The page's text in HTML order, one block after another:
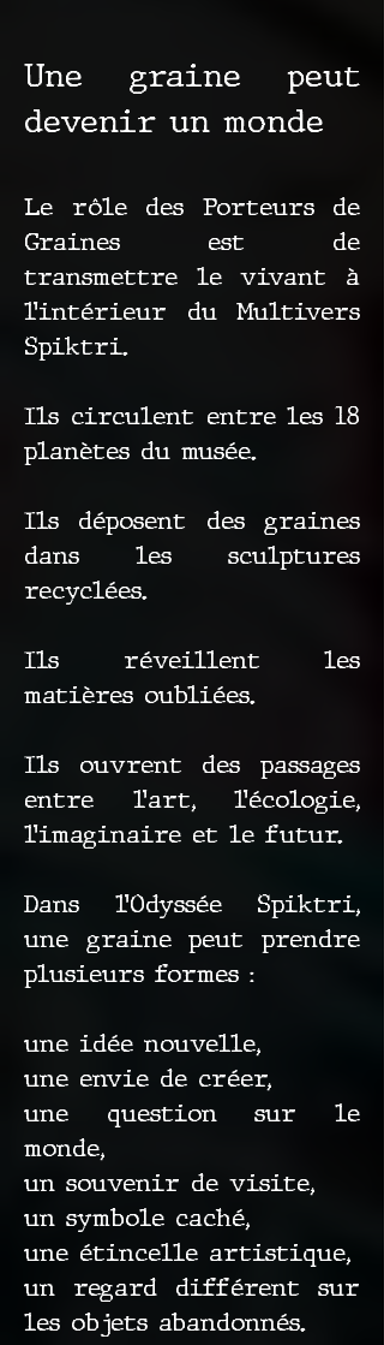
Une graine peut
devenir un monde
Le rôle des Porteurs de
Graines est de
transmettre le vivant à
l’intérieur du Multivers
Spiktri.
Ils circulent entre les 18
planètes du musée.
Ils déposent des graines
dans les sculptures
recyclées.
Ils réveillent les
matières oubliées.
Ils ouvrent des passages
entre l’art, l’écologie,
l’imaginaire et le futur.
Dans l’Odyssée Spiktri,
une graine peut prendre
plusieurs formes :
une idée nouvelle,
une envie de créer,
une question sur le
monde,
un souvenir de visite,
un symbole caché,
une étincelle artistique,
un regard différent sur
les objets abandonnés.